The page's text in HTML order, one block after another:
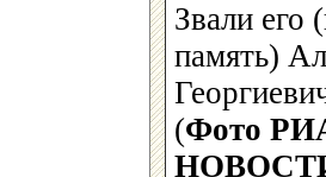
Звали его
память)
(Фото